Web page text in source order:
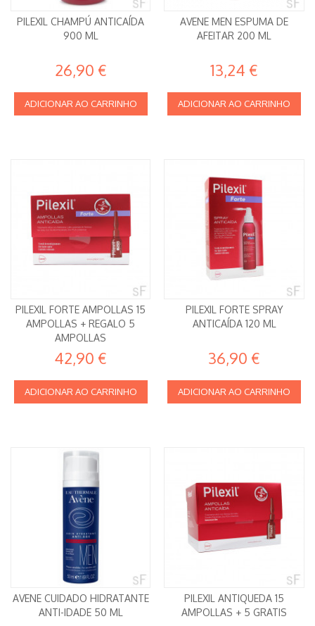
PILEXIL CHAMPÚ ANTICAÍDA
900 ML
26,90 €
ADICIONAR AO CARRINHO
AVENE MEN ESPUMA DE
AFEITAR 200 ML
13,24 €
ADICIONAR AO CARRINHO
PILEXIL FORTE AMPOLLAS 15
AMPOLLAS + REGALO 5
AMPOLLAS
42,90 €
ADICIONAR AO CARRINHO
PILEXIL FORTE SPRAY
ANTICAÍDA 120 ML
36,90 €
ADICIONAR AO CARRINHO
AVENE CUIDADO HIDRATANTE
ANTI-IDADE 50 ML
PILEXIL ANTIQUEDA 15
AMPOLLAS + 5 GRATIS